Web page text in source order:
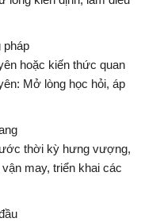
pháp
hoặc kiến thức quan
Mở lòng học hỏi, áp
thời kỳ hưng vượng,
may, triển khai các